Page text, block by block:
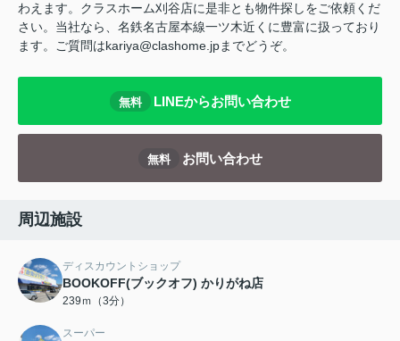
わえます。クラスホーム刈谷店に是非とも物件探しをご依頼くだ
さい。当社なら、名鉄名古屋本線一ツ木近くに豊富に扱っており
ます。ご質問はkariya@clashome.jpまでどうぞ。
無料 LINEからお問い合わせ
無料 お問い合わせ
周辺施設
ディスカウントショップ
BOOKOFF(ブックオフ) かりがね店
239ｍ（3分）
スーパー